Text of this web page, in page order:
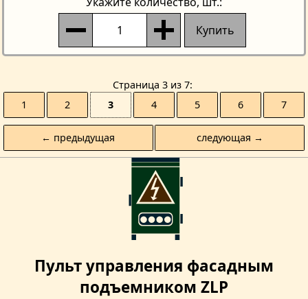
Пульт управления фасадным
подъемником ZLP
Купить
← предыдущая
Страницa 3 из 7
1
2 3 4 5 6 7
следующая →